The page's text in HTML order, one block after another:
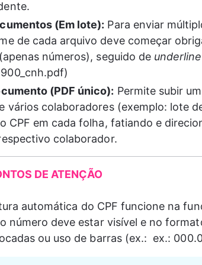
(Em lote): Para enviar
de cada arquivo deve começar
números), seguido de underline
(PDF único): Permite subir
vários colaboradores (exemplo: lote
CPF em cada folha, fatiando e
colaborador.
DE ATENÇÃO
automática do CPF funcione na
número deve estar visível e no
ou uso de barras (ex.: ex.: